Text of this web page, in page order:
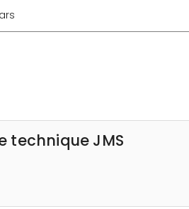
technique JMS